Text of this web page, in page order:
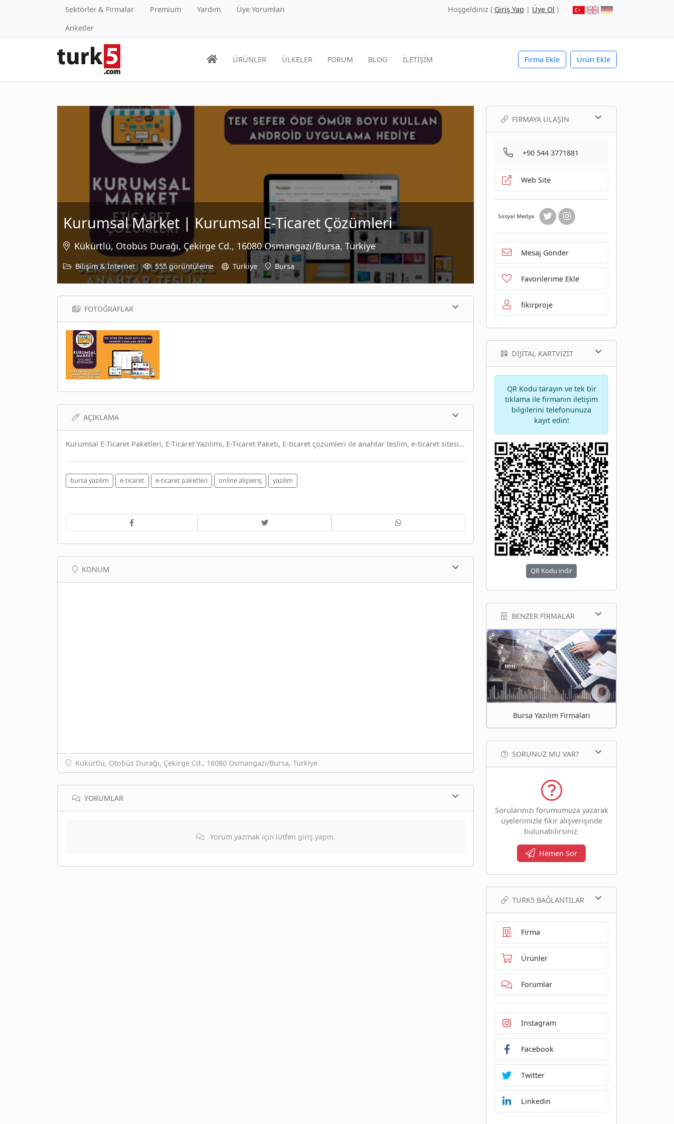
Sektörler & Firmalar Premium Yardım
Üye Yorumları
Anketler
Hoşgeldiniz ( Giriş Yap | Üye Ol )
Firma Ekle Ürün Ekle
ÜRÜNLER ÜLKELER FORUM BLOG İLETİŞİM
Kurumsal Market | Kurumsal E-Ticaret Çözümleri
Kükürtlü, Otobüs Durağı, Çekirge Cd., 16080 Osmangazi/Bursa, Türkiye
Bilişim & İnternet 555 görüntüleme Türkiye Bursa
FOTOĞRAFLAR
AÇIKLAMA
Kurumsal E-Ticaret Paketleri, E-Ticaret Yazılımı, E-Ticaret Paketi, E-ticaret çözümleri ile anahtar teslim, e-ticaret sitesi…
bursa yazılım e-ticaret e-ticaret paketleri online alışveriş yazılım
KONUM
Kükürtlü, Otobüs Durağı, Çekirge Cd., 16080 Osmangazi/Bursa, Türkiye
YORUMLAR
Yorum yazmak için lütfen giriş yapın.
FIRMAYA ULAŞIN
+90 544 3771881
Web Site
Sosyal Medya
Mesaj Gönder
Favorilerime Ekle
fikirproje
DIJITAL KARTVIZIT
QR Kodu tarayın ve tek bir
tıklama ile firmanın iletişim
bilgilerini telefonunuza
kayıt edin!
QR Kodu indir
BENZER FIRMALAR
Bursa Yazılım Firmaları
SORUNUZ MU VAR?
Sorularınızı forumumuza yazarak
üyelerimizle fikir alışverişinde
bulunabilirsiniz.
Hemen Sor
TURK5 BAĞLANTILAR
Firma
Ürünler
Forumlar
Instagram
Facebook
Twitter
Linkedin